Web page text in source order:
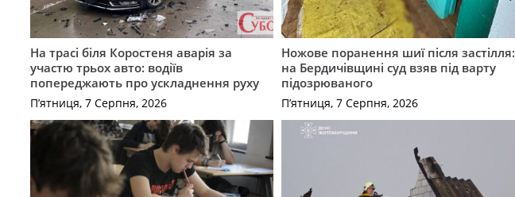
На трасі біля Коростеня аварія за
участю трьох авто: водіїв
попереджають про ускладнення руху
П’ятниця, 7 Серпня, 2026
Ножове поранення шиї після застілля:
на Бердичівщині суд взяв під варту
підозрюваного
П’ятниця, 7 Серпня, 2026